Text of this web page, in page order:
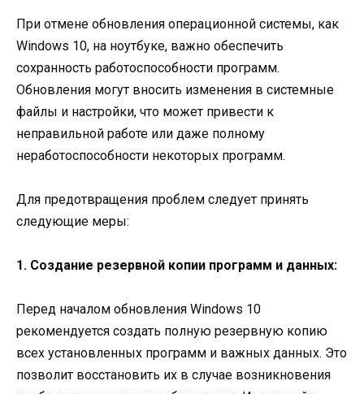
При отмене обновления операционной системы, как
Windows 10, на ноутбуке, важно обеспечить
сохранность работоспособности программ.
Обновления могут вносить изменения в системные
файлы и настройки, что может привести к
неправильной работе или даже полному
неработоспособности некоторых программ.
Для предотвращения проблем следует принять
следующие меры:
1. Создание резервной копии программ и данных:
Перед началом обновления Windows 10
рекомендуется создать полную резервную копию
всех установленных программ и важных данных. Это
позволит восстановить их в случае возникновения